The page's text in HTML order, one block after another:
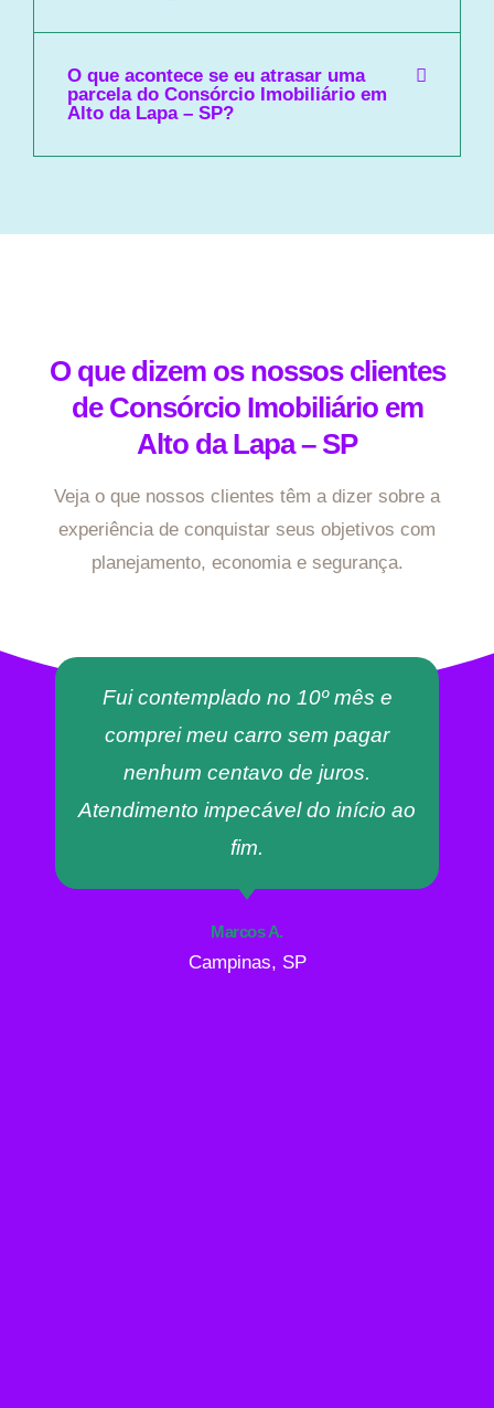
O que acontece se eu atrasar uma
parcela do Consórcio Imobiliário em
Alto da Lapa – SP?
O que dizem os nossos clientes
de Consórcio Imobiliário em
Alto da Lapa – SP
Veja o que nossos clientes têm a dizer sobre a
experiência de conquistar seus objetivos com
planejamento, economia e segurança.
Fui contemplado no 10º mês e
comprei meu carro sem pagar
nenhum centavo de juros.
Atendimento impecável do início ao
fim.
Marcos A.
Campinas, SP